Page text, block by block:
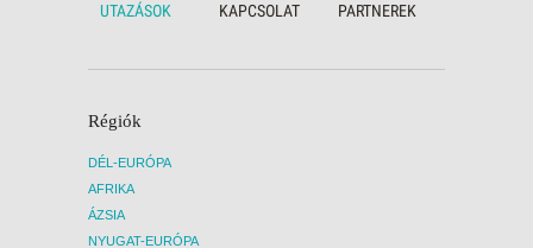
UTAZÁSOK KAPCSOLAT PARTNEREK
Régiók
DÉL-EURÓPA
AFRIKA
ÁZSIA
NYUGAT-EURÓPA